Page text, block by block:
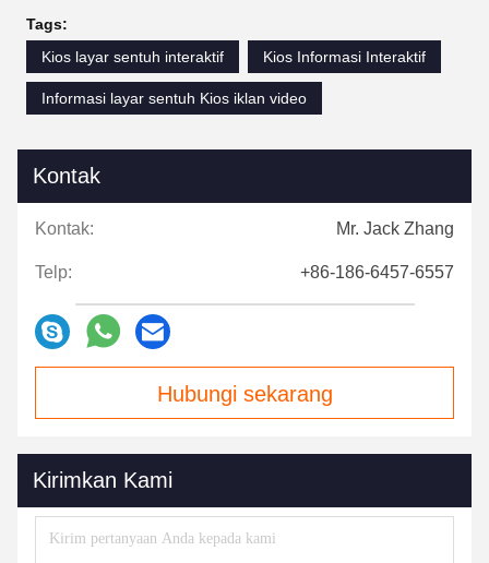
Tags:
Kios layar sentuh interaktif
Kios Informasi Interaktif
Informasi layar sentuh Kios iklan video
Kontak
Kontak: Mr. Jack Zhang
Telp: +86-186-6457-6557
Hubungi sekarang
Kirimkan Kami